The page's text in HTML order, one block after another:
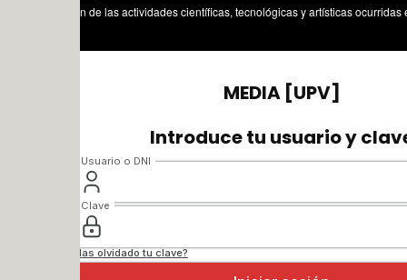
de las actividades científicas, tecnológicas y artísticas ocurridas en los tres